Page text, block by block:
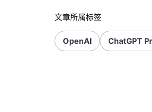
文章所属标签
OpenAI ChatGPT